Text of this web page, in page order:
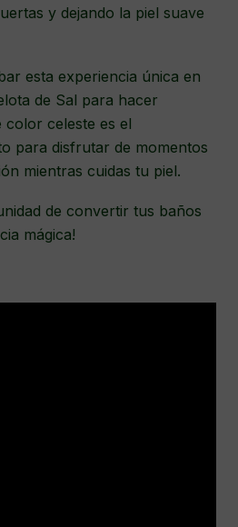
y dejando la piel suave
esta experiencia única en
de Sal para hacer
color celeste es el
para disfrutar de momentos
mientras cuidas tu piel.
de convertir tus baños
mágica!